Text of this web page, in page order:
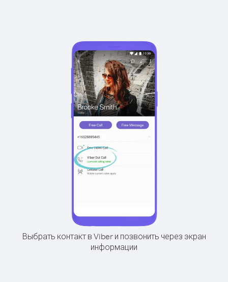
Выбрать контакт в Viber и позвонить через экран
информации